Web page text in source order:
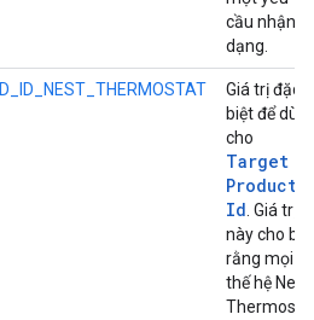
cầu nhận
dạng.
Giá trị đặc
biệt để
cho
Target
Product
Id . Giá trị
này cho
rằng mọi
thế hệ Nest